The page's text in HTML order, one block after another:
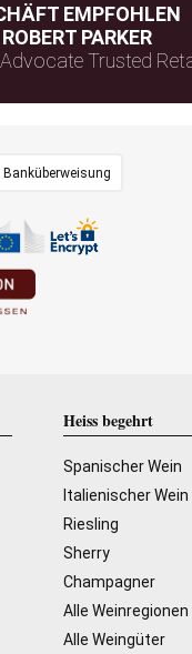
EMPFOHLEN
PARKER
Trusted
Banküberweisung
Heiss begehrt
Spanischer Wein
Italienischer Wein
Riesling
Sherry
Champagner
Alle Weinregionen
Alle Weingüter